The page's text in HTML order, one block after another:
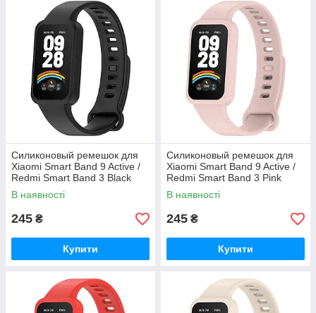
Силиконовый ремешок для
Xiaomi Smart Band 9 Active /
Redmi Smart Band 3 Black
В наявності
245 ₴
Купити
Силиконовый ремешок для
Xiaomi Smart Band 9 Active /
Redmi Smart Band 3 Pink
В наявності
245 ₴
Купити